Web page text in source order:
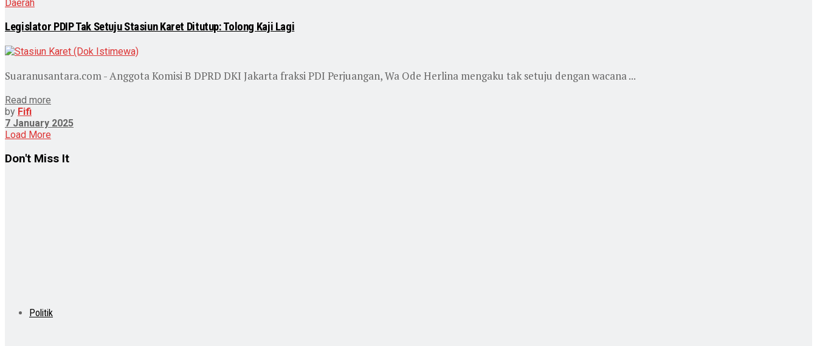
Politik
Daerah
Legislator PDIP Tak Setuju Stasiun Karet Ditutup: Tolong Kaji Lagi
Suaranusantara.com - Anggota Komisi B DPRD DKI Jakarta fraksi PDI Perjuangan, Wa Ode Herlina mengaku tak setuju dengan wacana ...
Read more
by Fifi
7 January 2025
Load More
Don't Miss It